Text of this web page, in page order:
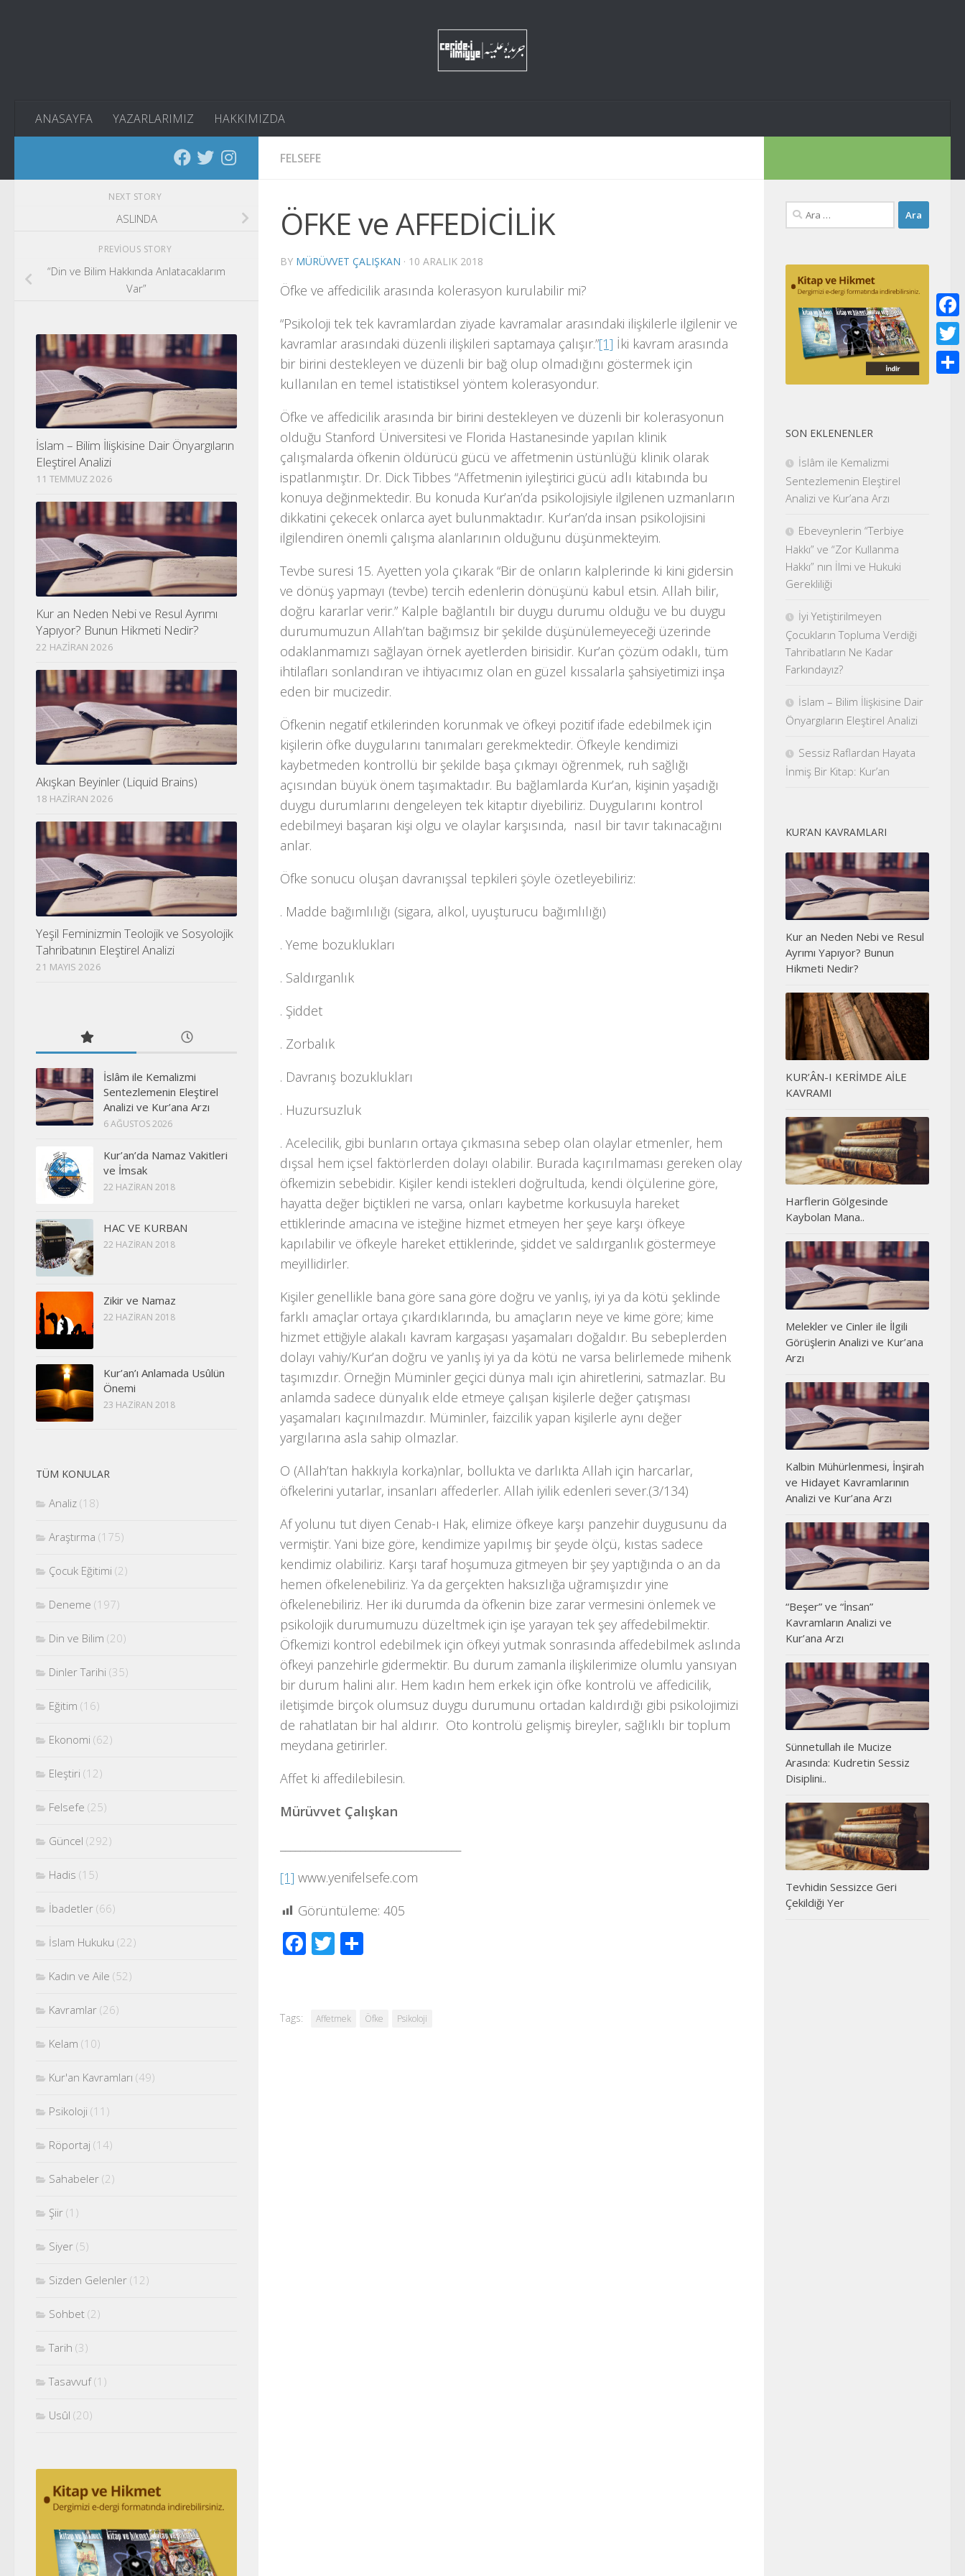
ANASAYFA YAZARLARIMIZ HAKKIMIZDA
FELSEFE
ÖFKE ve AFFEDİCİLİK
BY MÜRÜVVET ÇALIŞKAN · 10 ARALIK 2018
Öfke ve affedicilik arasında kolerasyon kurulabilir mi?
“Psikoloji tek tek kavramlardan ziyade kavramalar arasındaki ilişkilerle ilgilenir ve
kavramlar arasındaki düzenli ilişkileri saptamaya çalışır.”[1] İki kavram arasında
bir birini destekleyen ve düzenli bir bağ olup olmadığını göstermek için
kullanılan en temel istatistiksel yöntem kolerasyondur.
Öfke ve affedicilik arasında bir birini destekleyen ve düzenli bir kolerasyonun
olduğu Stanford Üniversitesi ve Florida Hastanesinde yapılan klinik
çalışmalarda öfkenin öldürücü gücü ve affetmenin üstünlüğü klinik olarak
ispatlanmıştır. Dr. Dick Tibbes “Affetmenin iyileştirici gücü adlı kitabında bu
konuya değinmektedir. Bu konuda Kur’an’da psikolojisiyle ilgilenen uzmanların
dikkatini çekecek onlarca ayet bulunmaktadır. Kur’an’da insan psikolojisini
ilgilendiren önemli çalışma alanlarının olduğunu düşünmekteyim.
Tevbe suresi 15. Ayetten yola çıkarak “Bir de onların kalplerinde ki kini gidersin
ve dönüş yapmayı (tevbe) tercih edenlerin dönüşünü kabul etsin. Allah bilir,
doğru kararlar verir.” Kalple bağlantılı bir duygu durumu olduğu ve bu duygu
durumumuzun Allah’tan bağımsız bir şekilde düşünülemeyeceği üzerinde
odaklanmamızı sağlayan örnek ayetlerden birisidir. Kur’an çözüm odaklı, tüm
ihtilafları sonlandıran ve ihtiyacımız olan en güzel kıssalarla şahsiyetimizi inşa
eden bir mucizedir.
Öfkenin negatif etkilerinden korunmak ve öfkeyi pozitif ifade edebilmek için
kişilerin öfke duygularını tanımaları gerekmektedir. Öfkeyle kendimizi
kaybetmeden kontrollü bir şekilde başa çıkmayı öğrenmek, ruh sağlığı
açısından büyük önem taşımaktadır. Bu bağlamlarda Kur’an, kişinin yaşadığı
duygu durumlarını dengeleyen tek kitaptır diyebiliriz. Duygularını kontrol
edebilmeyi başaran kişi olgu ve olaylar karşısında, nasıl bir tavır takınacağını
anlar.
Öfke sonucu oluşan davranışsal tepkileri şöyle özetleyebiliriz:
. Madde bağımlılığı (sigara, alkol, uyuşturucu bağımlılığı)
. Yeme bozuklukları
. Saldırganlık
. Şiddet
. Zorbalık
. Davranış bozuklukları
. Huzursuzluk
. Acelecilik, gibi bunların ortaya çıkmasına sebep olan olaylar etmenler, hem
dışsal hem içsel faktörlerden dolayı olabilir. Burada kaçırılmaması gereken olay
öfkemizin sebebidir. Kişiler kendi istekleri doğrultuda, kendi ölçülerine göre,
hayatta değer biçtikleri ne varsa, onları kaybetme korkusuyla hareket
ettiklerinde amacına ve isteğine hizmet etmeyen her şeye karşı öfkeye
kapılabilir ve öfkeyle hareket ettiklerinde, şiddet ve saldırganlık göstermeye
meyillidirler.
Kişiler genellikle bana göre sana göre doğru ve yanlış, iyi ya da kötü şeklinde
farklı amaçlar ortaya çıkardıklarında, bu amaçların neye ve kime göre; kime
hizmet ettiğiyle alakalı kavram kargaşası yaşamaları doğaldır. Bu sebeplerden
dolayı vahiy/Kur’an doğru ve yanlış iyi ya da kötü ne varsa belirlemede mihenk
taşımızdır. Örneğin Müminler geçici dünya malı için ahiretlerini, satmazlar. Bu
anlamda sadece dünyalık elde etmeye çalışan kişilerle değer çatışması
yaşamaları kaçınılmazdır. Müminler, faizcilik yapan kişilerle aynı değer
yargılarına asla sahip olmazlar.
O (Allah’tan hakkıyla korka)nlar, bollukta ve darlıkta Allah için harcarlar,
öfkelerini yutarlar, insanları affederler. Allah iyilik edenleri sever.(3/134)
Af yolunu tut diyen Cenab-ı Hak, elimize öfkeye karşı panzehir duygusunu da
vermiştir. Yani bize göre, kendimize yapılmış bir şeyde ölçü, kıstas sadece
kendimiz olabiliriz. Karşı taraf hoşumuza gitmeyen bir şey yaptığında o an da
hemen öfkelenebiliriz. Ya da gerçekten haksızlığa uğramışızdır yine
öfkelenebiliriz. Her iki durumda da öfkenin bize zarar vermesini önlemek ve
psikolojik durumumuzu düzeltmek için işe yarayan tek şey affedebilmektir.
Öfkemizi kontrol edebilmek için öfkeyi yutmak sonrasında affedebilmek aslında
öfkeyi panzehirle gidermektir. Bu durum zamanla ilişkilerimize olumlu yansıyan
bir durum halini alır. Hem kadın hem erkek için öfke kontrolü ve affedicilik,
iletişimde birçok olumsuz duygu durumunu ortadan kaldırdığı gibi psikolojimizi
de rahatlatan bir hal aldırır. Oto kontrolü gelişmiş bireyler, sağlıklı bir toplum
meydana getirirler.
Affet ki affedilebilesin.
Mürüvvet Çalışkan
[1] www.yenifelsefe.com
Görüntüleme: 405
Facebook
Twitter
Tags: Affetmek Öfke Psikoloji
NEXT STORY
ASLINDA
PREVIOUS STORY
“Din ve Bilim Hakkında Anlatacaklarım
Var”
İslam – Bilim İlişkisine Dair Önyargıların
Eleştirel Analizi
11 TEMMUZ 2026
Kur an Neden Nebi ve Resul Ayrımı
Yapıyor? Bunun Hikmeti Nedir?
22 HAZIRAN 2026
Akışkan Beyinler (Liquid Brains)
18 HAZIRAN 2026
Yeşil Feminizmin Teolojik ve Sosyolojik
Tahribatının Eleştirel Analizi
21 MAYIS 2026
İslâm ile Kemalizmi
Sentezlemenin Eleştirel
Analizi ve Kur’ana Arzı
6 AĞUSTOS 2026
Kur’an’da Namaz Vakitleri
ve İmsak
22 HAZIRAN 2018
HAC VE KURBAN
22 HAZIRAN 2018
Zikir ve Namaz
22 HAZIRAN 2018
Kur’an’ı Anlamada Usûlün
Önemi
23 HAZIRAN 2018
TÜM KONULAR
Analiz (18)
Araştırma (175)
Çocuk Eğitimi (2)
Deneme (197)
Din ve Bilim (20)
Dinler Tarihi (35)
Eğitim (16)
Ekonomi (62)
Eleştiri (12)
Felsefe (25)
Güncel (292)
Hadis (15)
İbadetler (66)
İslam Hukuku (22)
Kadın ve Aile (52)
Kavramlar (26)
Kelam (10)
Kur'an Kavramları (49)
Psikoloji (11)
Röportaj (14)
Sahabeler (2)
Şiir (1)
Siyer (5)
Sizden Gelenler (12)
Sohbet (2)
Tarih (3)
Tasavvuf(1)
Usûl (20)
Arama:
SON EKLENENLER
İslâm ile Kemalizmi
Sentezlemenin Eleştirel
Analizi ve Kur’ana Arzı
Ebeveynlerin “Terbiye
Hakkı” ve “Zor Kullanma
Hakkı” nın İlmi ve Hukuki
Gerekliliği
İyi Yetiştirilmeyen
Çocukların Topluma Verdiği
Tahribatların Ne Kadar
Farkındayız?
İslam – Bilim İlişkisine Dair
Önyargıların Eleştirel Analizi
Sessiz Raflardan Hayata
İnmiş Bir Kitap: Kur’an
KUR’AN KAVRAMLARI
Kur an Neden Nebi ve Resul
Ayrımı Yapıyor? Bunun
Hikmeti Nedir?
KUR’ÂN-I KERİMDE AİLE
KAVRAMI
Harflerin Gölgesinde
Kaybolan Mana..
Melekler ve Cinler ile İlgili
Görüşlerin Analizi ve Kur’ana
Arzı
Kalbin Mühürlenmesi, İnşirah
ve Hidayet Kavramlarının
Analizi ve Kur’ana Arzı
“Beşer” ve “İnsan”
Kavramların Analizi ve
Kur’ana Arzı
Sünnetullah ile Mucize
Arasında: Kudretin Sessiz
Disiplini..
Tevhidin Sessizce Geri
Çekildiği Yer